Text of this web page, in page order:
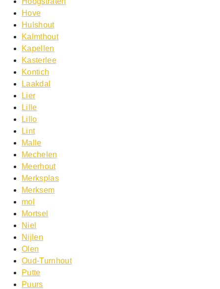
Hove
Hulshout
Kalmthout
Kapellen
Kasterlee
Kontich
Laakdal
Lier
Lille
Lillo
Lint
Malle
Mechelen
Meerhout
Merksplas
Merksem
mol
Mortsel
Niel
Nijlen
Olen
Oud-Turnhout
Putte
Puurs